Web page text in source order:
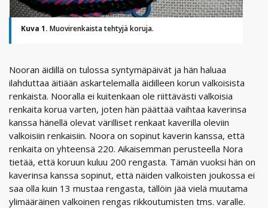
Kuva 1. Muovirenkaista tehtyjä koruja.
Nooran äidillä on tulossa syntymäpäivät ja hän haluaa
ilahduttaa äitiään askartelemalla äidilleen korun valkoisista
renkaista. Nooralla ei kuitenkaan ole riittävästi valkoisia
renkaita korua varten, joten hän päättää vaihtaa kaverinsa
kanssa hänellä olevat värilliset renkaat kaverilla oleviin
valkoisiin renkaisiin. Noora on sopinut kaverin kanssa, että
renkaita on yhteensä 220. Aikaisemman perusteella Nora
tietää, että koruun kuluu 200 rengasta. Tämän vuoksi hän on
kaverinsa kanssa sopinut, että näiden valkoisten joukossa ei
saa olla kuin 13 mustaa rengasta, tällöin jää vielä muutama
ylimääräinen valkoinen rengas rikkoutumisten tms. varalle.